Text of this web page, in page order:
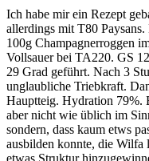
Ich habe mir ein Rezept
allerdings mit T80
100g Champagnerroggen
Vollsauer bei TA220. GS
29 Grad geführt. Nach 3
unglaubliche Triebkraft.
Hauptteig. Hydration 79%.
aber nicht wie üblich im
sondern, dass kaum etws
ausbilden konnte, die
etwas Struktur